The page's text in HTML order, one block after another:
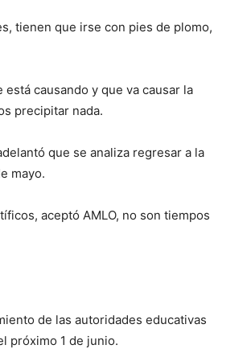
tienen que irse con pies de plomo,
causando y que va causar la
precipitar nada.
que se analiza regresar a la
mayo.
aceptó AMLO, no son tiempos
de las autoridades educativas
próximo 1 de junio.